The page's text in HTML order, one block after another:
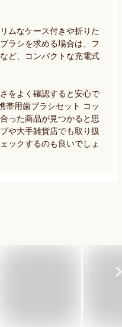
ムなケース付きや折りた
ラシを求める場合は、フ
ど、コンパクトな充電式
をよく確認すると安心で
帯用歯ブラシセット コッ
った商品が見つかると思
や大手雑貨店でも取り扱
ックするのも良いでしょ